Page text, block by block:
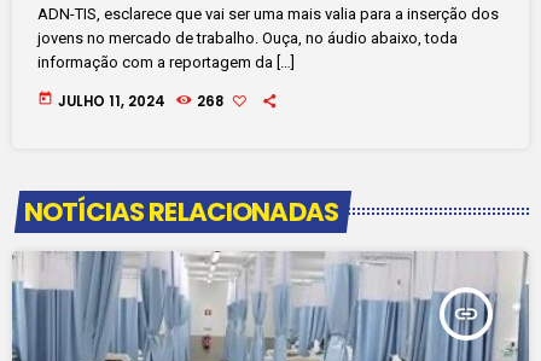
ADN-TIS, esclarece que vai ser uma mais valia para a inserção dos
jovens no mercado de trabalho. Ouça, no áudio abaixo, toda
informação com a reportagem da […]
today JULHO 11, 2024 268
NOTÍCIAS RELACIONADAS
insert_link